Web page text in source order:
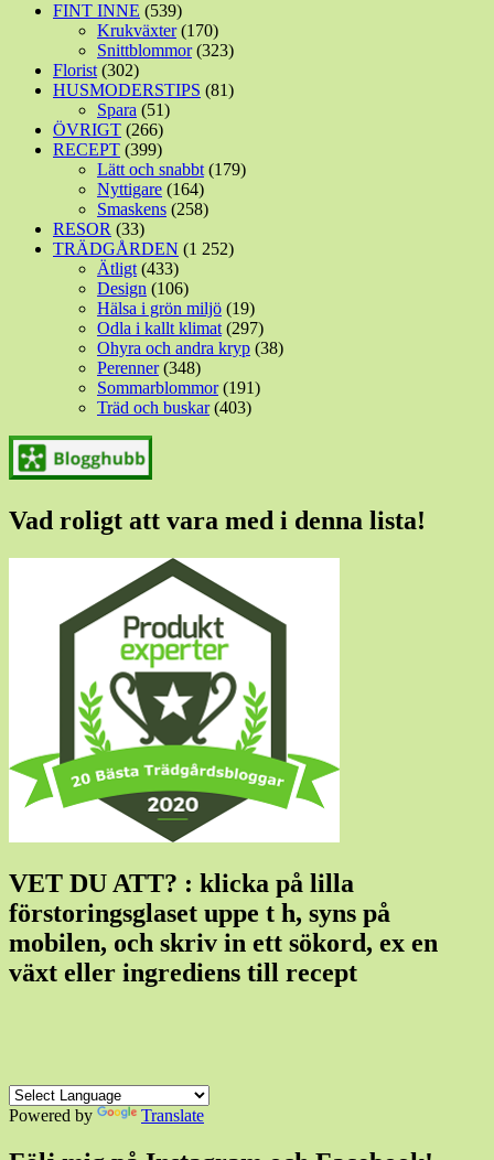
FINT INNE (539)
Krukväxter(170)
Snittblommor(323)
Florist(302)
HUSMODERSTIPS (81)
Spara (51)
ÖVRIGT (266)
RECEPT (399)
Lätt och snabbt(179)
Nyttigare (164)
Smaskens (258)
RESOR (33)
TRÄDGÅRDEN (1 252)
Ätligt(433)
Design (106)
Hälsa i grön miljö (19)
Odla i kallt klimat(297)
Ohyra och andra kryp (38)
Perenner(348)
Sommarblommor(191)
Träd och buskar(403)
Vad roligt att vara med i denna lista!
VET DU ATT? : klicka på lilla
förstoringsglaset uppe t h, syns på
mobilen, och skriv in ett sökord, ex en
växt eller ingrediens till recept
Powered by Translate